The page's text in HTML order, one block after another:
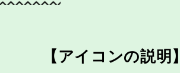
【アイコンの説明】